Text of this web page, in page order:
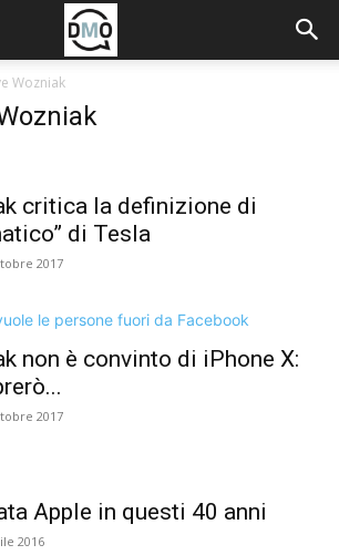
Wozniak
critica la definizione di
di Tesla
2017
non è convinto di iPhone X:
2017
Apple in questi 40 anni
2016